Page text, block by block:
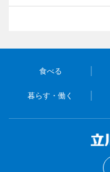
食べる
暮らす・働く